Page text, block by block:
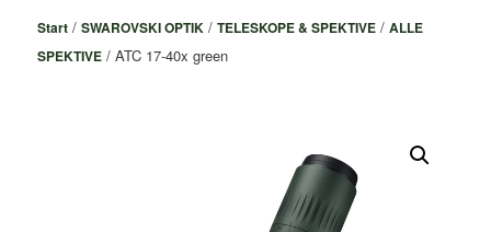
Start /SWAROVSKI OPTIK /TELESKOPE & SPEKTIVE /ALLE
SPEKTIVE / ATC 17-40x green